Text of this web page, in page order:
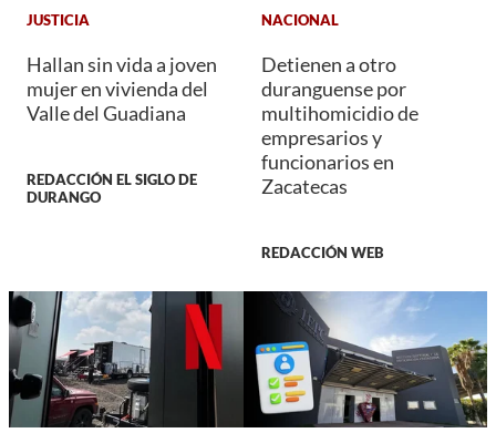
JUSTICIA
Hallan sin vida a joven
mujer en vivienda del
Valle del Guadiana
REDACCIÓN EL SIGLO DE
DURANGO
NACIONAL
Detienen a otro
duranguense por
multihomicidio de
empresarios y
funcionarios en
Zacatecas
REDACCIÓN WEB